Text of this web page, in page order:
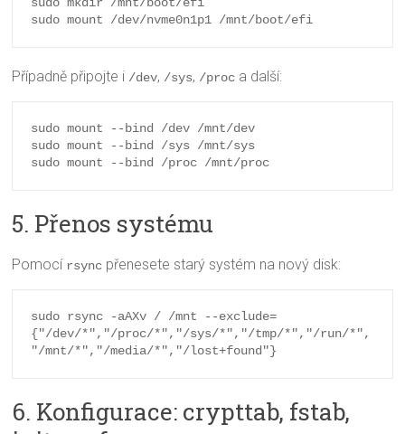
sudo mkdir /mnt/boot/efi
Případně připojte i /dev, /sys, /proc a další:
sudo mount --bind /dev /mnt/dev
sudo mount --bind /sys /mnt/sys
5. Přenos systému
Pomocí rsync přenesete starý systém na nový disk:
sudo rsync -aAXv / /mnt --exclude=
{"/dev/*","/proc/*","/sys/*","/tmp/*","/run/*",
6. Konfigurace: crypttab, fstab,